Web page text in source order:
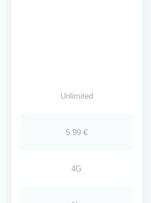
Unlimited
5.99 €
4G